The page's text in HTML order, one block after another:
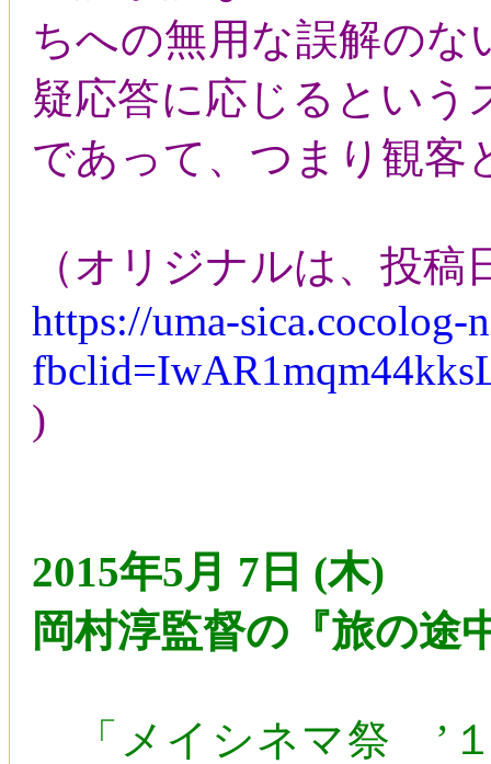
ちへの無用な誤解のな
疑応答に応じるという
であって、つまり観客
（オリジナルは、投
https://uma-
)
2015年5月 7日 (木)
岡村淳監督の『旅の
「メイシネマ祭 ’１